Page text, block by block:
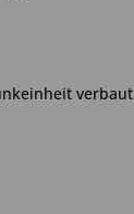
verbaut